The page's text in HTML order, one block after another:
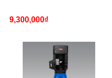
9,300,000₫